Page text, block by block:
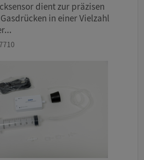
dient zur präzisen
in einer Vielzahl